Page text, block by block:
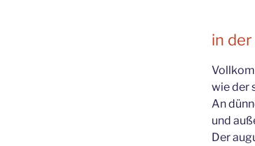
in
wie der
An
und
Der